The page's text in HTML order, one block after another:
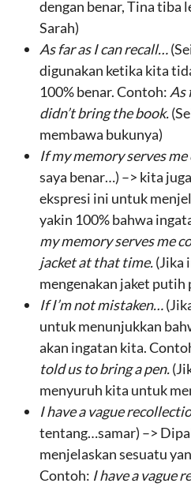
dengan benar, Tina tiba
Sarah)
As far as I can recall…
digunakan ketika kita
100% benar. Contoh: As
didn’t bring the book.
membawa bukunya)
If my memory serves
saya benar…) –> kita
ekspresi ini untuk
yakin 100% bahwa
my memory serves me
jacket at that time.(Jika
mengenakan jaket putih
If I’m not mistaken…
untuk menunjukkan
akan ingatan kita.
told us to bring a pen.
menyuruh kita untuk
I have a vague
tentang…samar) –>
menjelaskan sesuatu
Contoh: I have a vague